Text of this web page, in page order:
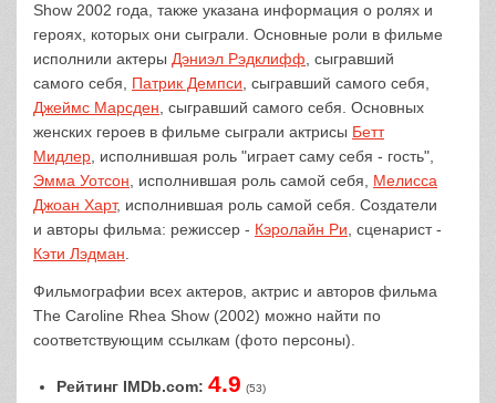
Show 2002 года, также указана информация о ролях и
героях, которых они сыграли. Основные роли в фильме
исполнили актеры Дэниэл Рэдклифф , сыгравший
самого себя, Патрик Демпси , сыгравший самого себя,
Джеймс Марсден , сыгравший самого себя. Основных
женских героев в фильме сыграли актрисы Бетт
Мидлер , исполнившая роль "играет саму себя - гость",
Эмма Уотсон , исполнившая роль самой себя, Мелисса
Джоан Харт, исполнившая роль самой себя. Создатели
и авторы фильма: режиссер - Кэролайн Ри , сценарист -
Кэти Лэдман
Фильмографии всех актеров, актрис и авторов фильма
The Caroline Rhea Show (2002) можно найти по
соответствующим ссылкам (фото персоны).
Рейтинг IMDb.com: 4.9 (53)